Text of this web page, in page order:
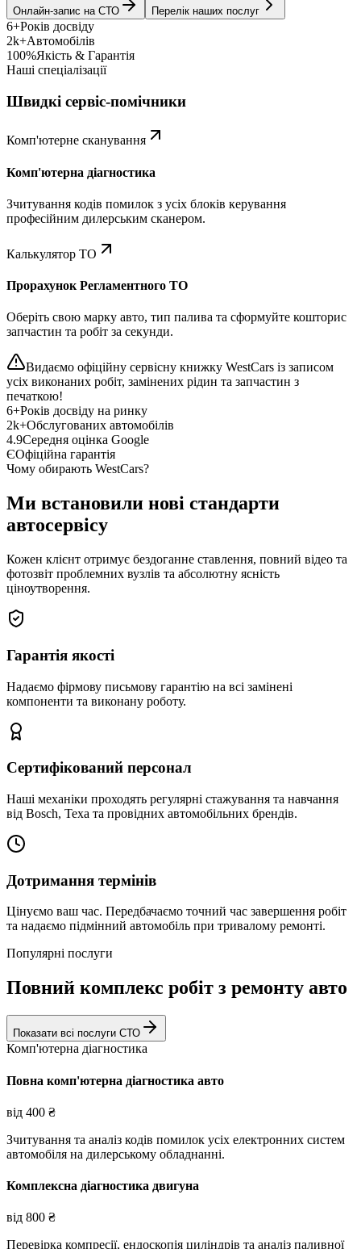
Онлайн-запис на СТО Перелік наших послуг
6+Років досвіду
2k+Автомобілів
100%Якість & Гарантія
Наші спеціалізації
Швидкі сервіс-помічники
Комп'ютерне сканування
Комп'ютерна діагностика
Зчитування кодів помилок з усіх блоків керування
професійним дилерським сканером.
Калькулятор ТО
Прорахунок Регламентного ТО
Оберіть свою марку авто, тип палива та сформуйте кошторис
запчастин та робіт за секунди.
Видаємо офіційну сервісну книжку WestCars із записом
усіх виконаних робіт, замінених рідин та запчастин з
печаткою!
6+Років досвіду на ринку
2k+Обслугованих автомобілів
4.9Середня оцінка Google
ЄОфіційна гарантія
Чому обирають WestCars?
Ми встановили нові стандарти
автосервісу
Кожен клієнт отримує бездоганне ставлення, повний відео та
фотозвіт проблемних вузлів та абсолютну ясність
ціноутворення.
Гарантія якості
Надаємо фірмову письмову гарантію на всі замінені
компоненти та виконану роботу.
Сертифікований персонал
Наші механіки проходять регулярні стажування та навчання
від Bosch, Texa та провідних автомобільних брендів.
Дотримання термінів
Цінуємо ваш час. Передбачаємо точний час завершення робіт
та надаємо підмінний автомобіль при тривалому ремонті.
Популярні послуги
Повний комплекс робіт з ремонту авто
Показати всі послуги СТО
Комп'ютерна діагностика
Повна комп'ютерна діагностика авто
від 400 ₴
Зчитування та аналіз кодів помилок усіх електронних систем
автомобіля на дилерському обладнанні.
Комплексна діагностика двигуна
від 800 ₴
Перевірка компресії, ендоскопія циліндрів та аналіз паливної